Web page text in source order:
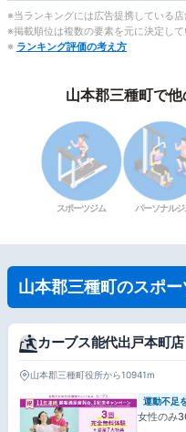
※当ランキングには広告提携している店
※掲載順位は複数の要素を元に決定して
※ ランキング評価の考え方
山本郡三種町で
スポーツジム パーソナルジ
山本郡三種町のスポ
カーブス能代出戸本町店
山本郡三種町役所から10941m
運動不足
女性のみ